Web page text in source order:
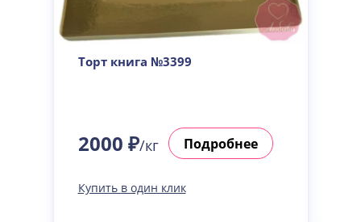
Торт книга №3399
2000 ₽/кг Подробнее
Купить в один клик